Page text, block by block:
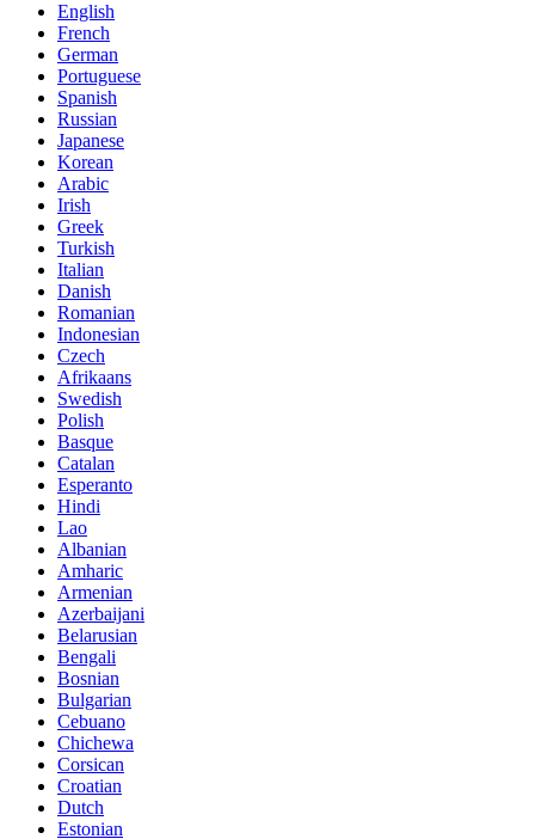
English
French
German
Portuguese
Spanish
Russian
Japanese
Korean
Arabic
Irish
Greek
Turkish
Italian
Danish
Romanian
Indonesian
Czech
Afrikaans
Swedish
Polish
Basque
Catalan
Esperanto
Hindi
Lao
Albanian
Amharic
Armenian
Azerbaijani
Belarusian
Bengali
Bosnian
Bulgarian
Cebuano
Chichewa
Corsican
Croatian
Dutch
Estonian